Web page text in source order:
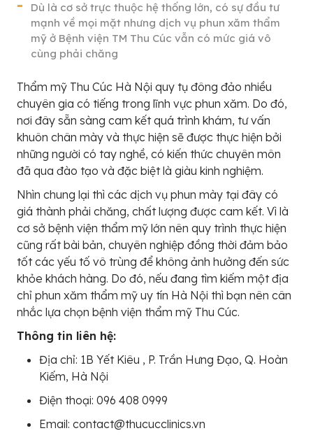
Dù là cơ sở trực thuộc hệ thống lớn, có sự đầu tư
mạnh về mọi mặt nhưng dịch vụ phun xăm thẩm
mỹ ở Bệnh viện TM Thu Cúc vẫn có mức giá vô
cùng phải chăng
Thẩm mỹ Thu Cúc Hà Nội quy tụ đông đảo nhiều
chuyên gia có tiếng trong lĩnh vực phun xăm. Do đó,
nơi đây sẵn sàng cam kết quá trình khám, tư vấn
khuôn chân mày và thực hiện sẽ được thực hiện bởi
những người có tay nghề, có kiến thức chuyên môn
đã qua đào tạo và đặc biệt là giàu kinh nghiệm.
Nhìn chung lại thì các dịch vụ phun mày tại đây có
giá thành phải chăng, chất lượng được cam kết. Vì là
cơ sở bệnh viện thẩm mỹ lớn nên quy trình thực hiện
cũng rất bài bản, chuyên nghiệp đồng thời đảm bảo
tốt các yếu tố vô trùng để không ảnh hưởng đến sức
khỏe khách hàng. Do đó, nếu đang tìm kiếm một địa
chỉ phun xăm thẩm mỹ uy tín Hà Nội thì bạn nên cân
nhắc lựa chọn bệnh viện thẩm mỹ Thu Cúc.
Thông tin liên hệ:
Địa chỉ: 1B Yết Kiêu , P. Trần Hưng Đạo, Q. Hoàn
Kiếm, Hà Nội
Điện thoại: 096 408 0999
Email: contact@thucucclinics.vn